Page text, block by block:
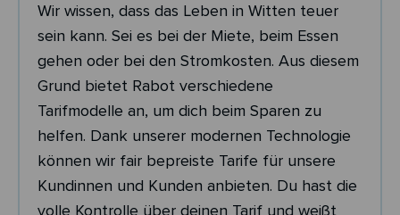
Wir wissen, dass das Leben in Witten teuer
sein kann. Sei es bei der Miete, beim Essen
gehen oder bei den Stromkosten. Aus diesem
Grund bietet Rabot verschiedene
Tarifmodelle an, um dich beim Sparen zu
helfen. Dank unserer modernen Technologie
können wir fair bepreiste Tarife für unsere
Kundinnen und Kunden anbieten. Du hast die
volle Kontrolle über deinen Tarif und weißt